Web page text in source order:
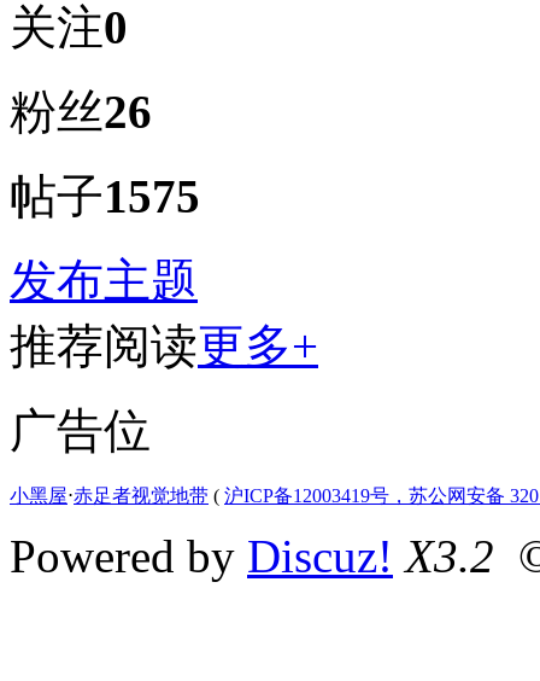
关注0
粉丝26
帖子1575
发布主题
推荐阅读更多+
广告位
小黑屋⋅赤足者视觉地带 ( 沪ICP备12003419号，苏公网安备
Powered by Discuz! X3.2